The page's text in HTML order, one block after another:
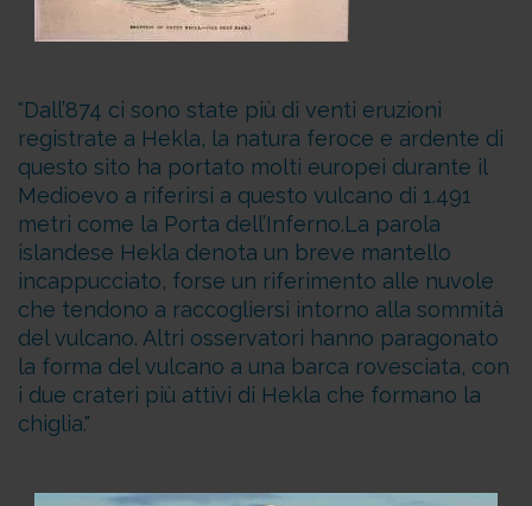
Dall’874 ci sono state più di venti eruzioni
registrate a Hekla, la natura feroce e ardente di
questo sito ha portato molti europei durante il
Medioevo a riferirsi a questo vulcano di 1.491
metri come la Porta dell’Inferno.La parola
islandese Hekla denota un breve mantello
incappucciato, forse un riferimento alle nuvole
che tendono a raccogliersi intorno alla sommità
del vulcano. Altri osservatori hanno paragonato
la forma del vulcano a una barca rovesciata, con
i due crateri più attivi di Hekla che formano la
chiglia.